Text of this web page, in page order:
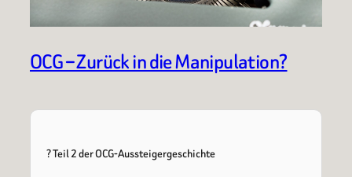
OCG – Zurück in die Manipulation?
? Teil 2 der OCG-Aussteigergeschichte